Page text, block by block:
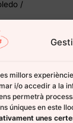
millors
i/o accedir a la
permetrà
úniques en este
unes
/